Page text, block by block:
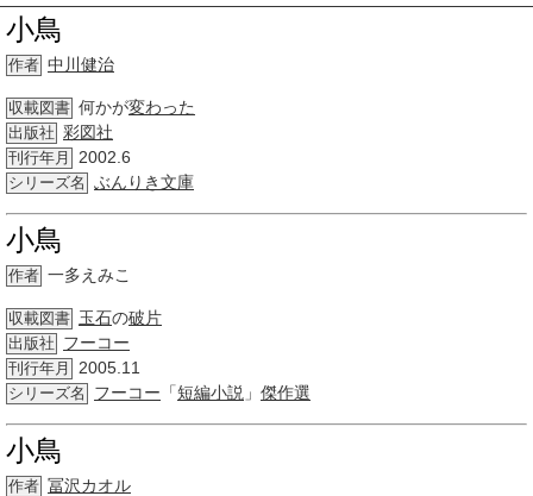
小鳥
作者 中川健治
収載図書 何かが変わった
出版社 彩図社
刊行年月 2002.6
シリーズ名 ぶんりき文庫
小鳥
作者 一多えみこ
収載図書 玉石の破片
出版社 フーコー
刊行年月 2005.11
シリーズ名 フーコー 「短編小説 」 傑作選
小鳥
作者 冨沢カオル